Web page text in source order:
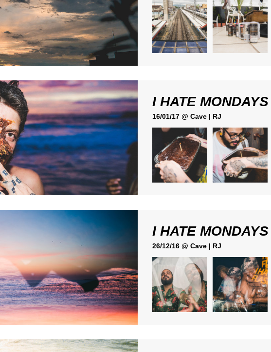
I HATE
16/01/17 @ Cave | RJ
I HATE
26/12/16 @ Cave | RJ